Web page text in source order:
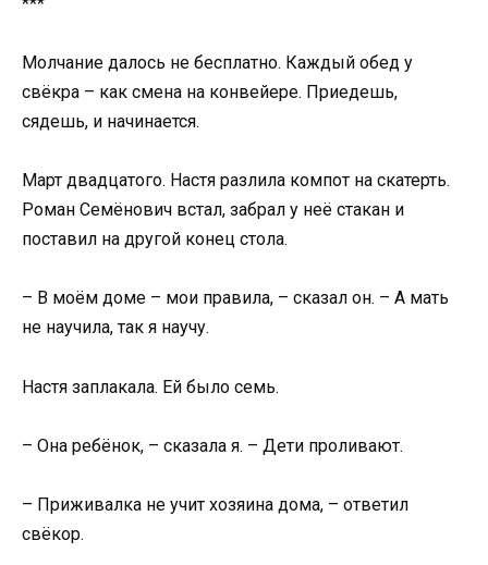
Молчание далось не бесплатно. Каждый обед у
свёкра – как смена на конвейере. Приедешь,
сядешь, и начинается.
Март двадцатого. Настя разлила компот на скатерть.
Роман Семёнович встал, забрал у неё стакан и
поставил на другой конец стола.
– В моём доме – мои правила, – сказал он. – А мать
не научила, так я научу.
Настя заплакала. Ей было семь.
– Она ребёнок, – сказала я. – Дети проливают.
– Приживалка не учит хозяина дома, – ответил
свёкор.